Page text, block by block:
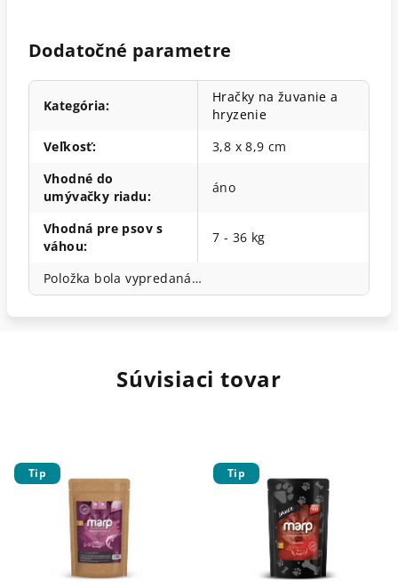
Dodatočné parametre
Kategória:
Hračky na žuvanie a
hryzenie
Veľkosť:
3,8 x 8,9 cm
Vhodné do
umývačky riadu:
áno
Vhodná pre psov s
váhou:
7 - 36 kg
Položka bola vypredaná…
Súvisiaci tovar
Tip Tip